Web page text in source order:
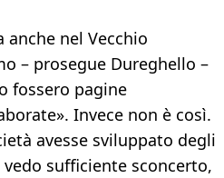
anche nel Vecchio
– prosegue Dureghello –
fossero pagine
Invece non è così.
avesse sviluppato degli
sufficiente sconcerto,